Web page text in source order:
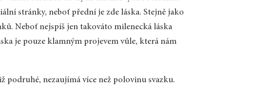
stránky, neboť přední je zde láska. Stejně jako
Neboť nejspíš jen takováto milenecká láska
je pouze klamným projevem vůle, která nám
podruhé, nezaujímá více než polovinu svazku.